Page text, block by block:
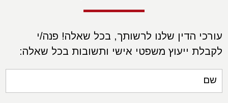
עורכי הדין שלנו לרשותך, בכל שאלה! פנה/י
לקבלת ייעוץ משפטי אישי ותשובות בכל שאלה:
שם